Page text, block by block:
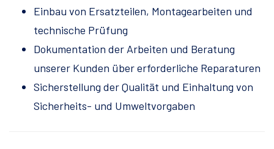
Einbau von Ersatzteilen, Montagearbeiten und
technische Prüfung
Dokumentation der Arbeiten und Beratung
unserer Kunden über erforderliche Reparaturen
Sicherstellung der Qualität und Einhaltung von
Sicherheits- und Umweltvorgaben